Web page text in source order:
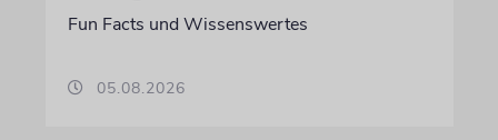
Fun Facts und Wissenswertes
05.08.2026